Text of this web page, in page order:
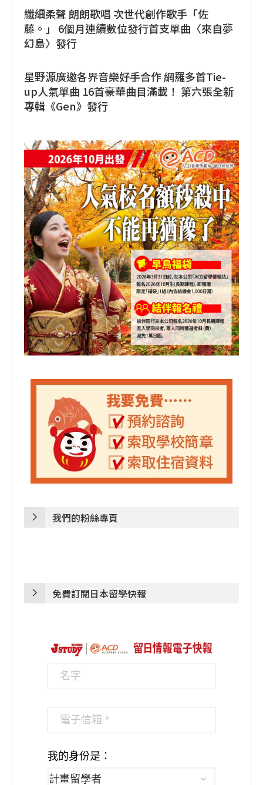
纖細柔聲 朗朗歌唱 次世代創作歌手「佐
藤。」 6個月連續數位發行首支單曲〈來自夢
幻島〉發行
星野源廣邀各界音樂好手合作 網羅多首Tie-
up人氣單曲 16首豪華曲目滿載！ 第六張全新
專輯《Gen》發行
我們的粉絲專頁
免費訂閱日本留學快報
我的身份是：